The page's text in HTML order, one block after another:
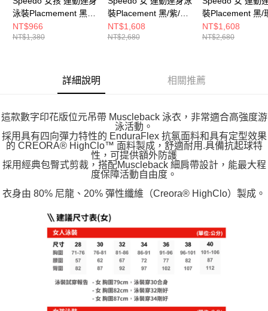
泳裝Placmement 黑/
鈷藍
NT$966
NT$1,380
裝Placement 黑/紫/珊
瑚橘
NT$1,608
NT$2,680
裝Placement 黑/
橘/紫
NT$1,608
NT$2,680
詳細說明 相關推薦
這款數字印花版位元吊帶 Muscleback 泳衣，非常適合高強度游
泳活動。
採用具有四向彈力特性的 EnduraFlex 抗氯面料和具有定型效果
的 CREORA® HighClo™ 面料製成，舒適耐用.具備抗起球特
性，可提供額外防護
採用經典包臀式剪裁，搭配Muscleback 細肩帶設計，能最大程
度保障活動自由度。
衣身由 80% 尼龍、20% 彈性纖維（Creora® HighClo）製成。